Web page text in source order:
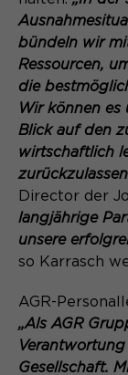
bündeln wir
Ressourcen,
die
Wir können
Blick auf den
wirtschaftlich
Director der
langjährige
unsere
so Karrasch
AGR-
„Als AGR
Gesellschaft.